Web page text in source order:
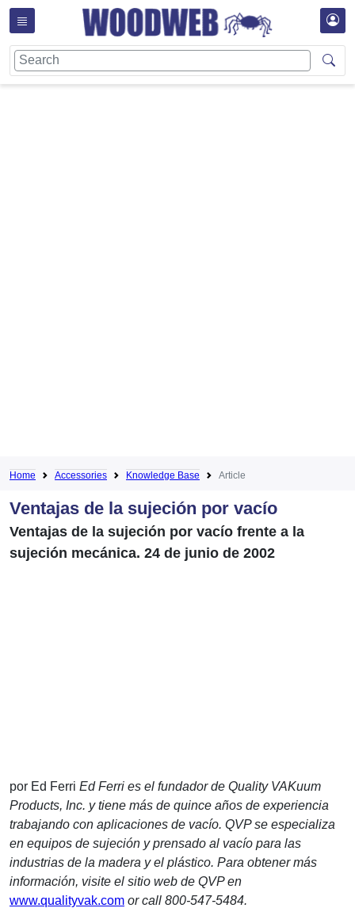
Home Accessories Knowledge Base Article
Ventajas de la sujeción por vacío
Ventajas de la sujeción por vacío frente a la
sujeción mecánica. 24 de junio de 2002
por Ed Ferri Ed Ferri es el fundador de Quality VAKuum
Products, Inc. y tiene más de quince años de experiencia
trabajando con aplicaciones de vacío. QVP se especializa
en equipos de sujeción y prensado al vacío para las
industrias de la madera y el plástico. Para obtener más
información, visite el sitio web de QVP en
www.qualityvak.com or call 800-547-5484.